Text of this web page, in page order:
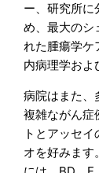
ー、研究所
め、最大のシ
れた腫瘍学ケ
内病理学およ
病院はまた、
複雑ながん症
トとアッセ
オを好みます